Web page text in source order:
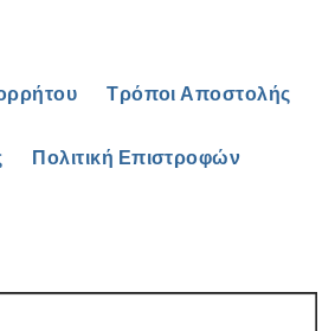
Τρόποι Αποστολής
Πολιτική Επιστροφών